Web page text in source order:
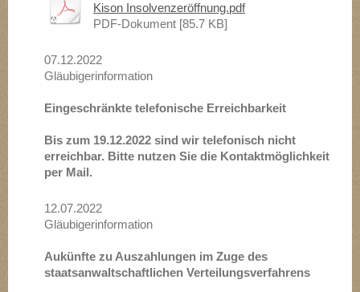
Kison Insolvenzeröffnung.pdf
PDF-Dokument [85.7 KB]
07.12.2022
Gläubigerinformation
Eingeschränkte telefonische Erreichbarkeit
Bis zum 19.12.2022 sind wir telefonisch nicht
erreichbar. Bitte nutzen Sie die Kontaktmöglichkeit
per Mail.
12.07.2022
Gläubigerinformation
Aukünfte zu Auszahlungen im Zuge des
staatsanwaltschaftlichen Verteilungsverfahrens